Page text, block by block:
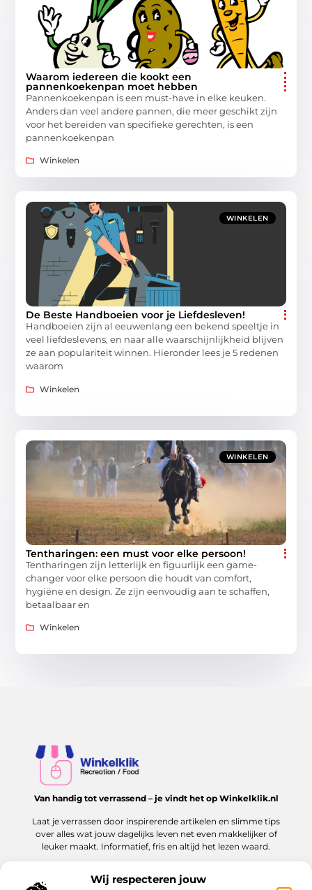
Wij respecteren jouw
Waarom iedereen die kookt een
pannenkoekenpan moet hebben
Pannenkoekenpan is een must-have in elke keuken.
Anders dan veel andere pannen, die meer geschikt zijn
voor het bereiden van specifieke gerechten, is een
pannenkoekenpan
Winkelen
WINKELEN
De Beste Handboeien voor je Liefdesleven!
Handboeien zijn al eeuwenlang een bekend speeltje in
veel liefdeslevens, en naar alle waarschijnlijkheid blijven
ze aan populariteit winnen. Hieronder lees je 5 redenen
waarom
Winkelen
WINKELEN
Tentharingen: een must voor elke persoon!
Tentharingen zijn letterlijk en figuurlijk een game-
changer voor elke persoon die houdt van comfort,
hygiëne en design. Ze zijn eenvoudig aan te schaffen,
betaalbaar en
Winkelen
Van handig tot verrassend – je vindt het op Winkelklik.nl
Laat je verrassen door inspirerende artikelen en slimme tips
over alles wat jouw dagelijks leven net even makkelijker of
leuker maakt. Informatief, fris en altijd het lezen waard.